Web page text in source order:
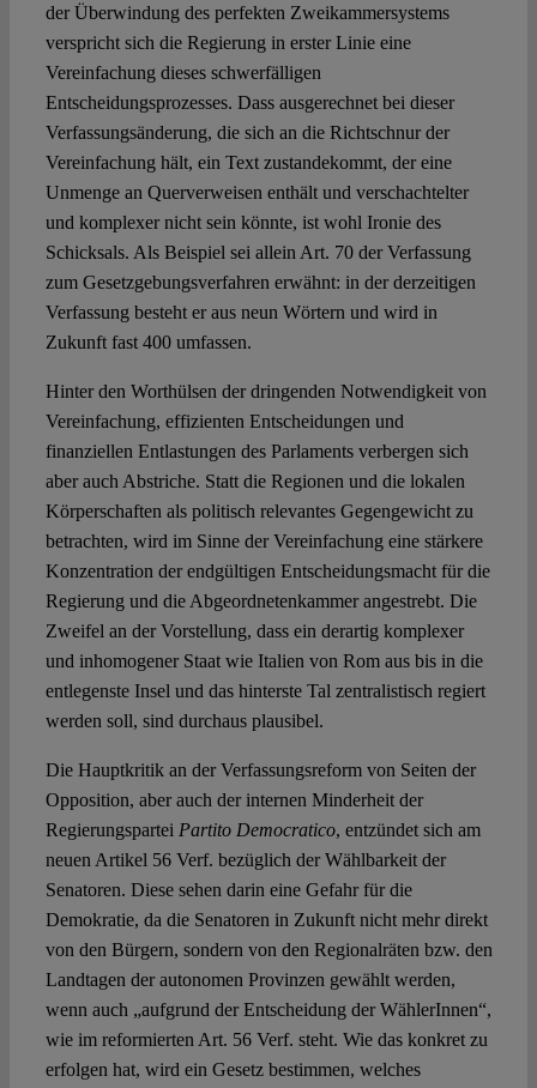
der Überwindung des perfekten Zweikammersystems
verspricht sich die Regierung in erster Linie eine
Vereinfachung dieses schwerfälligen
Entscheidungsprozesses. Dass ausgerechnet bei dieser
Verfassungsänderung, die sich an die Richtschnur der
Vereinfachung hält, ein Text zustandekommt, der eine
Unmenge an Querverweisen enthält und verschachtelter
und komplexer nicht sein könnte, ist wohl Ironie des
Schicksals. Als Beispiel sei allein Art. 70 der Verfassung
zum Gesetzgebungsverfahren erwähnt: in der derzeitigen
Verfassung besteht er aus neun Wörtern und wird in
Zukunft fast 400 umfassen.
Hinter den Worthülsen der dringenden Notwendigkeit von
Vereinfachung, effizienten Entscheidungen und
finanziellen Entlastungen des Parlaments verbergen sich
aber auch Abstriche. Statt die Regionen und die lokalen
Körperschaften als politisch relevantes Gegengewicht zu
betrachten, wird im Sinne der Vereinfachung eine stärkere
Konzentration der endgültigen Entscheidungsmacht für die
Regierung und die Abgeordnetenkammer angestrebt. Die
Zweifel an der Vorstellung, dass ein derartig komplexer
und inhomogener Staat wie Italien von Rom aus bis in die
entlegenste Insel und das hinterste Tal zentralistisch regiert
werden soll, sind durchaus plausibel.
Die Hauptkritik an der Verfassungsreform von Seiten der
Opposition, aber auch der internen Minderheit der
Regierungspartei Partito Democratico, entzündet sich am
neuen Artikel 56 Verf. bezüglich der Wählbarkeit der
Senatoren. Diese sehen darin eine Gefahr für die
Demokratie, da die Senatoren in Zukunft nicht mehr direkt
von den Bürgern, sondern von den Regionalräten bzw. den
Landtagen der autonomen Provinzen gewählt werden,
wenn auch „aufgrund der Entscheidung der WählerInnen“,
wie im reformierten Art. 56 Verf. steht. Wie das konkret zu
erfolgen hat, wird ein Gesetz bestimmen, welches